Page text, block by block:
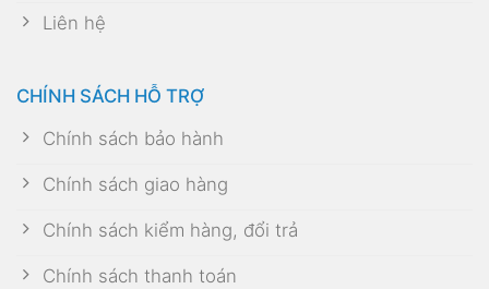
Liên hệ
CHÍNH SÁCH HỖ TRỢ
Chính sách bảo hành
Chính sách giao hàng
Chính sách kiểm hàng, đổi trả
Chính sách thanh toán